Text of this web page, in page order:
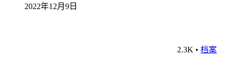
2022年12月9日
2.3K • 档案